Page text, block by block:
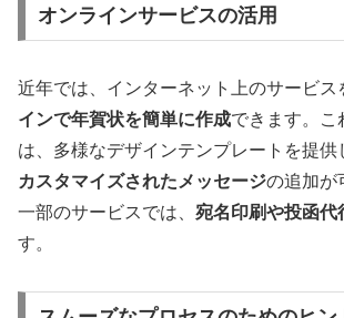
オンラインサービスの活用
近年では、インターネット上のサービス
インで年賀状を簡単に作成できます。こ
は、多様なデザインテンプレートを提供
カスタマイズされたメッセージの追加が
一部のサービスでは、 宛名印刷や投函代
す。